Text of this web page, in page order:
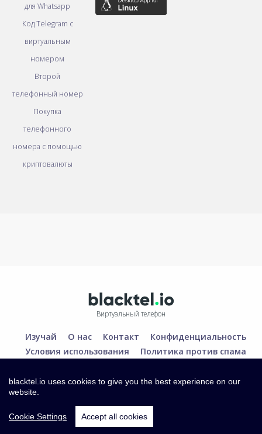
для Whatsapp
Код Telegram с
виртуальным
номером
Второй
телефонный номер
Покупка
телефонного
номера с помощью
криптовалюты
Виртуальный телефон
Изучай О нас Контакт
Конфиденциальность
Условия использования
Политика против спама
blacktel.io uses cookies to give you the best experience on our
website.
Cookie Settings Accept all cookies